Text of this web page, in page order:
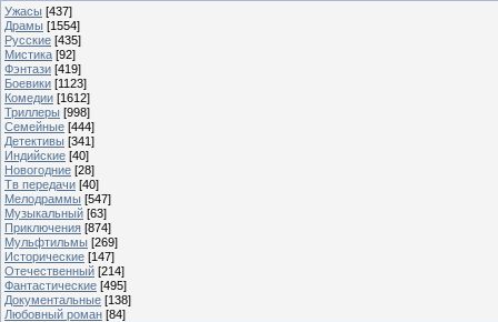
Ужасы [437]
Драмы [1554]
Русские [435]
Мистика [92]
Фэнтази [419]
Боевики [1123]
Комедии [1612]
Триллеры [998]
Семейные [444]
Детективы [341]
Индийские [40]
Новогодние [28]
Тв передачи [40]
Мелодраммы [547]
Музыкальный [63]
Приключения [874]
Мульфтильмы [269]
Исторические [147]
Отечественный [214]
Фантастические [495]
Документальные [138]
Любовный роман [84]